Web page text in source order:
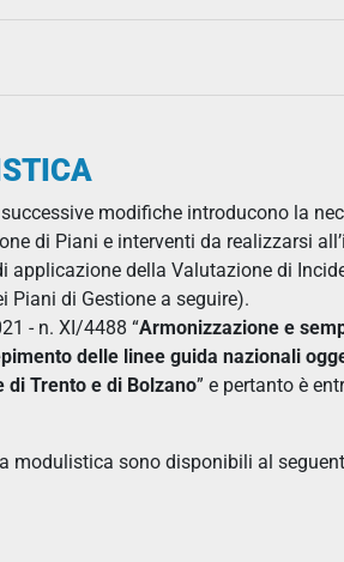
modifiche introducono la
di Piani e interventi da realizzarsi
applicazione della Valutazione di
Piani di Gestione a seguire).
- n. XI/4488 “Armonizzazione e
delle linee guida nazionali
Trento e di Bolzano” e pertanto è
modulistica sono disponibili al